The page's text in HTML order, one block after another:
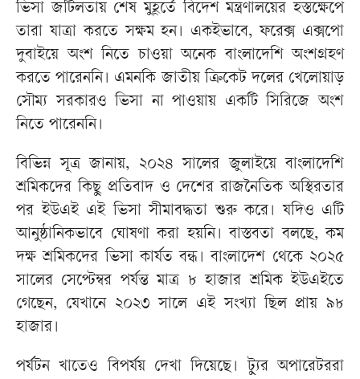
ভিসা জটিলতায় শেষ মুহূর্তে বিদেশ মন্ত্রণালয়ের হস্তক্ষেপে
তারা যাত্রা করতে সক্ষম হন। একইভাবে, ফরেক্স এক্সপো
দুবাইয়ে অংশ নিতে চাওয়া অনেক বাংলাদেশি অংশগ্রহণ
করতে পারেননি। এমনকি জাতীয় ক্রিকেট দলের খেলোয়াড়
সৌম্য সরকারও ভিসা না পাওয়ায় একটি সিরিজে অংশ
নিতে পারেননি।
বিভিন্ন সূত্র জানায়, ২০২৪ সালের জুলাইয়ে বাংলাদেশি
শ্রমিকদের কিছু প্রতিবাদ ও দেশের রাজনৈতিক অস্থিরতার
পর ইউএই এই ভিসা সীমাবদ্ধতা শুরু করে। যদিও এটি
আনুষ্ঠানিকভাবে ঘোষণা করা হয়নি। বাস্তবতা বলছে, কম
দক্ষ শ্রমিকদের ভিসা কার্যত বন্ধ। বাংলাদেশ থেকে ২০২৫
সালের সেপ্টেম্বর পর্যন্ত মাত্র ৮ হাজার শ্রমিক ইউএইতে
গেছেন, যেখানে ২০২৩ সালে এই সংখ্যা ছিল প্রায় ৯৮
হাজার।
পর্যটন খাতেও বিপর্যয় দেখা দিয়েছে। ট্যুর অপারেটররা